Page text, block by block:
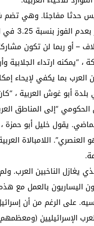
حدثا مفاجئا. وهي تضم
– أو ربما لن تكون
، “يمكنه ارتداء
العرب بما يكفي
أبو غوش العربية ،
“إلى المناطق
يقول خليل أبو
العنصري”. اللامبالاة
يغازل الناخبين العرب.
اليساريون بالعمل مع
على الرغم من أن
الإسرائيليين